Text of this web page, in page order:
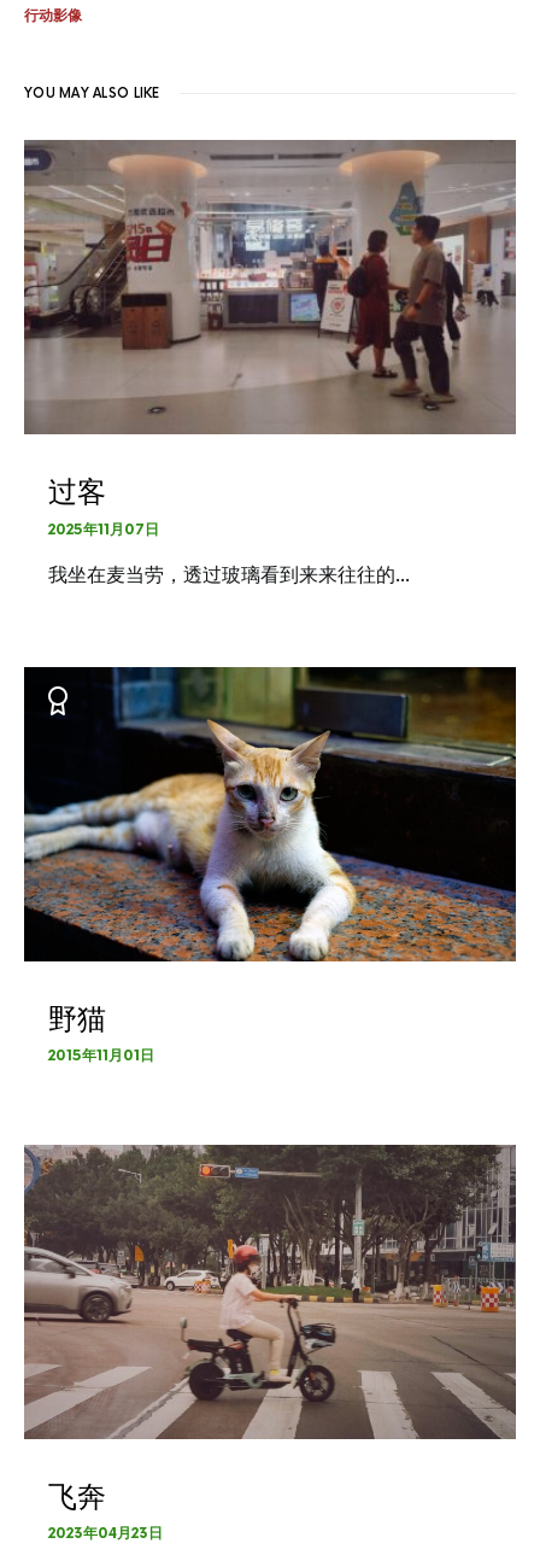
行动影像
YOU MAY ALSO LIKE
过客
2025年11月07日
我坐在麦当劳，透过玻璃看到来来往往的…
野猫
2015年11月01日
飞奔
2023年04月23日